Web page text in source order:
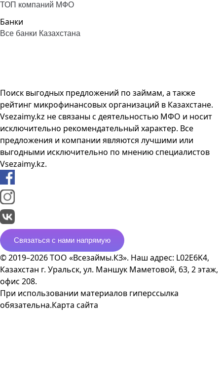
ТОП компаний МФО
Банки
Все банки Казахстана
Поиск выгодных предложений по займам, а также
рейтинг микрофинансовых организаций в Казахстане.
Vsezaimy.kz не связаны с деятельностью МФО и носит
исключительно рекомендательный характер. Все
предложения и компании являются лучшими или
выгодными исключительно по мнению специалистов
Vsezaimy.kz.
Связаться с нами напрямую
© 2019–2026 ТОО «Всезаймы.КЗ». Наш адрес: L02E6K4,
Казахстан г. Уральск, ул. Маншук Маметовой, 63, 2 этаж,
офис 208.
При использовании материалов гиперссылка
обязательна.Карта сайта